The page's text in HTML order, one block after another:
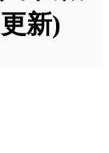
新)